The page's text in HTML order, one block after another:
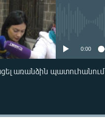
0:00
առանձին պատուհանում